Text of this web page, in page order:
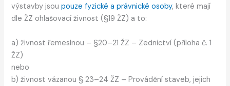
výstavby jsoupouze fyzické a právnické osoby, které mají
dle ŽZ ohlašovací živnost (§19 ŽZ) a to:
a) živnost řemeslnou – §20–21 ŽZ – Zednictví (příloha č. 1
ŽZ)
nebo
b) živnost vázanou § 23–24 ŽZ – Provádění staveb, jejich